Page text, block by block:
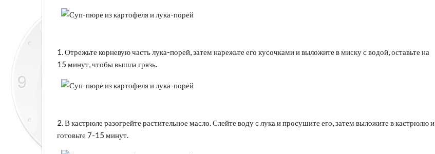
1. Отрежьте корневую часть лука-порей, затем нарежьте его кусочками и выложите в миску с водой, оставьте на
15 минут, чтобы вышла грязь.
2. В кастрюле разогрейте растительное масло. Слейте воду с лука и просушите его, затем выложите в кастрюлю и
готовьте 7-15 минут.